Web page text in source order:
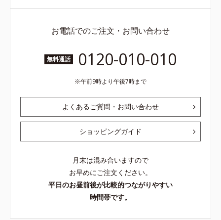
お電話でのご注文・お問い合わせ
無料通話 0120-010-010
午前9時より午後7時まで
よくあるご質問・お問い合わせ
ショッピングガイド
月末は混み合いますので
お早めにご注文ください。
平日のお昼前後が比較的つながりやすい
時間帯です。